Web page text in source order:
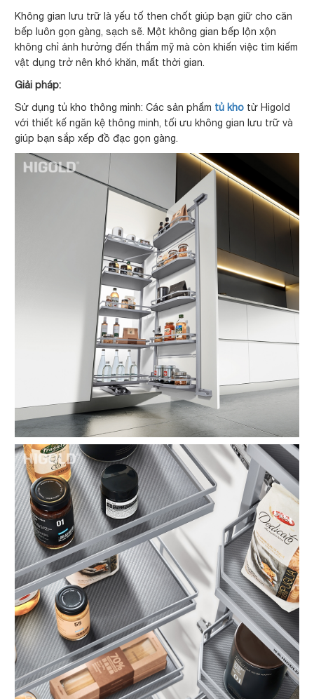
Không gian lưu trữ là yếu tố then chốt giúp bạn giữ cho căn
bếp luôn gọn gàng, sạch sẽ. Một không gian bếp lộn xộn
không chỉ ảnh hưởng đến thẩm mỹ mà còn khiến việc tìm kiếm
vật dụng trở nên khó khăn, mất thời gian.
Giải pháp:
Sử dụng tủ kho thông minh: Các sản phẩm tủ kho từ Higold
với thiết kế ngăn kệ thông minh, tối ưu không gian lưu trữ và
giúp bạn sắp xếp đồ đạc gọn gàng.